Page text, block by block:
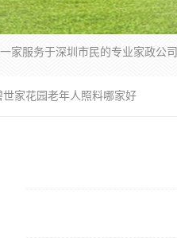
世家花园老年人照料哪家好